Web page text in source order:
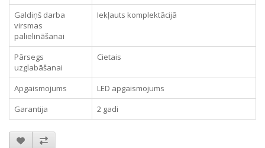
Galdiņš darba
virsmas
palielināšanai
Iekļauts komplektācijā
Pārsegs
uzglabāšanai
Cietais
Apgaismojums
LED apgaismojums
Garantija
2 gadi